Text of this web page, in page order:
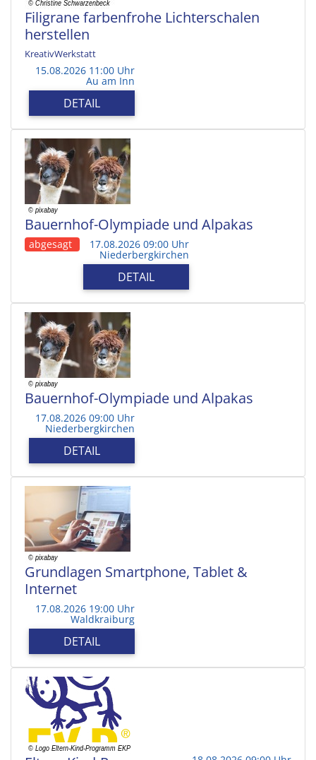
Filigrane farbenfrohe Lichterschalen
herstellen
KreativWerkstatt
15.08.2026 11:00 Uhr
Au am Inn
DETAIL
Bauernhof-Olympiade und Alpakas
abgesagt 17.08.2026 09:00 Uhr
Niederbergkirchen
DETAIL
Bauernhof-Olympiade und Alpakas
17.08.2026 09:00 Uhr
Niederbergkirchen
DETAIL
Grundlagen Smartphone, Tablet &
Internet
17.08.2026 19:00 Uhr
Waldkraiburg
DETAIL